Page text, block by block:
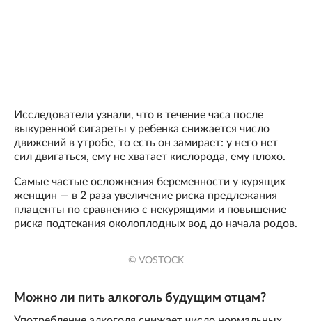
Исследователи узнали, что в течение часа после
выкуренной сигареты у ребенка снижается число
движений в утробе, то есть он замирает: у него нет
сил двигаться, ему не хватает кислорода, ему плохо.
Самые частые осложнения беременности у курящих
женщин — в 2 раза увеличение риска предлежания
плаценты по сравнению с некурящими и повышение
риска подтекания околоплодных вод до начала родов.
© VOSTOCK
Можно ли пить алкоголь будущим отцам?